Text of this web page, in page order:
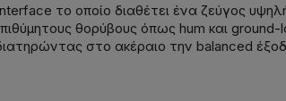
το οποίο διαθέτει ένα ζεύγος
θορύβους όπως hum και ground-
στο ακέραιο την balanced